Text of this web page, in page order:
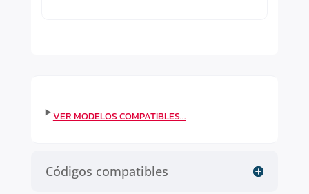
Códigos compatibles